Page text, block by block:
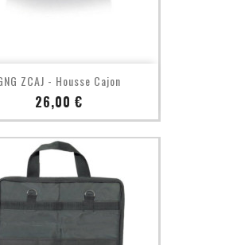
ZCAJ - Housse Cajon
Prix
26,00 €